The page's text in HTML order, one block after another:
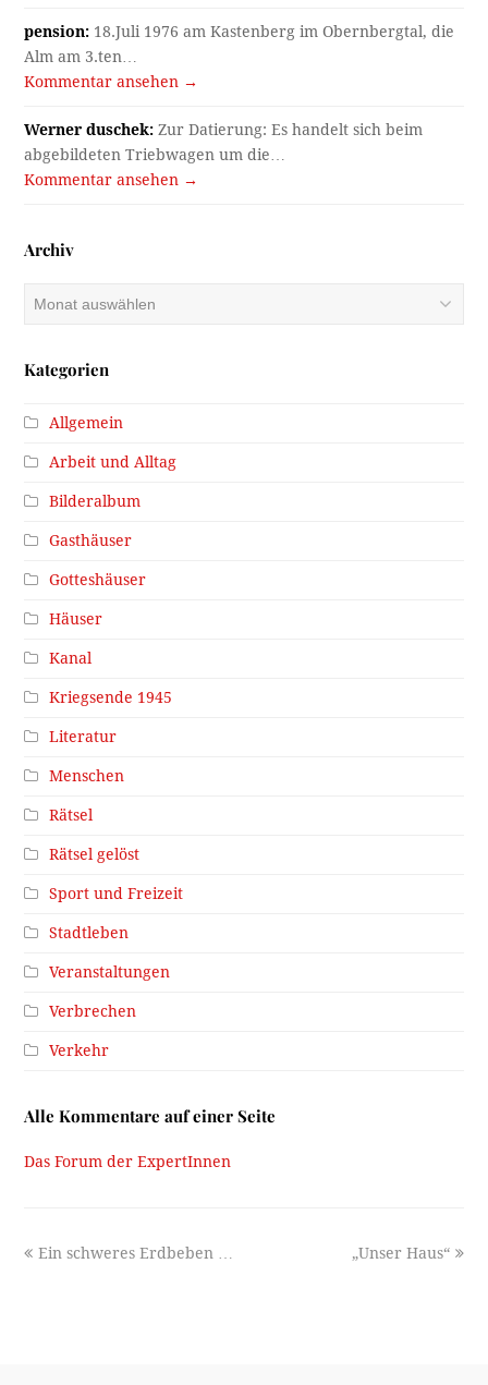
pension: 18.Juli 1976 am Kastenberg im Obernbergtal, die
Alm am 3.ten…
Kommentar ansehen →
Werner duschek: Zur Datierung: Es handelt sich beim
abgebildeten Triebwagen um die…
Kommentar ansehen →
Archiv
Archiv
Kategorien
Allgemein
Arbeit und Alltag
Bilderalbum
Gasthäuser
Gotteshäuser
Häuser
Kanal
Kriegsende 1945
Literatur
Menschen
Rätsel
Rätsel gelöst
Sport und Freizeit
Stadtleben
Veranstaltungen
Verbrechen
Verkehr
Alle Kommentare auf einer Seite
Das Forum der ExpertInnen
previous
Ein schweres Erdbeben …
next
„Unser Haus“